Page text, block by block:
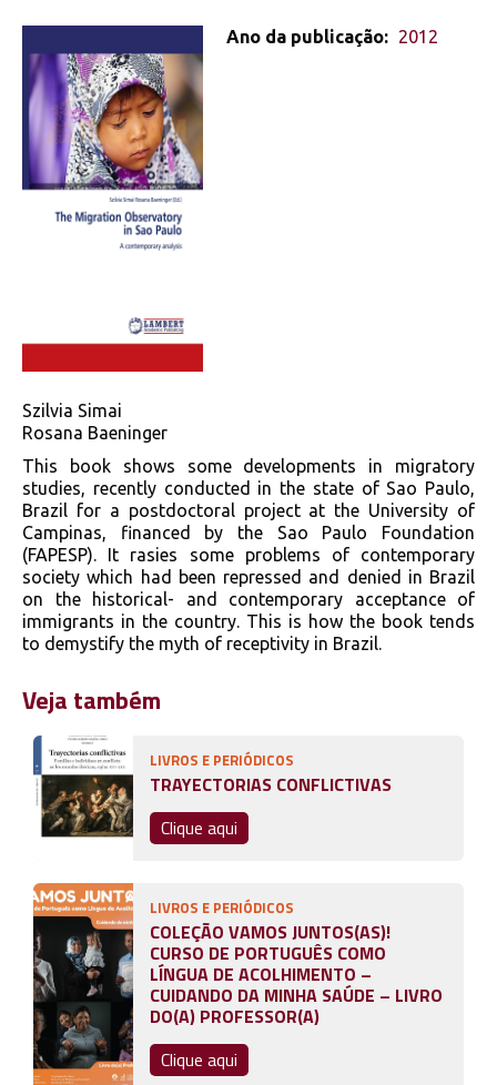
Szilvia Simai
Rosana Baeninger
This book shows some developments in migratory
studies, recently conducted in the state of Sao Paulo,
Brazil for a postdoctoral project at the University of
Campinas, financed by the Sao Paulo Foundation
(FAPESP). It rasies some problems of contemporary
society which had been repressed and denied in Brazil
on the historical- and contemporary acceptance of
immigrants in the country. This is how the book tends
to demystify the myth of receptivity in Brazil.
Ano da publicação: 2012
Veja também
LIVROS E PERIÓDICOS
TRAYECTORIAS CONFLICTIVAS
Clique aqui
LIVROS E PERIÓDICOS
COLEÇÃO VAMOS JUNTOS(AS)!
CURSO DE PORTUGUÊS COMO
LÍNGUA DE ACOLHIMENTO –
CUIDANDO DA MINHA SAÚDE – LIVRO
DO(A) PROFESSOR(A)
Clique aqui